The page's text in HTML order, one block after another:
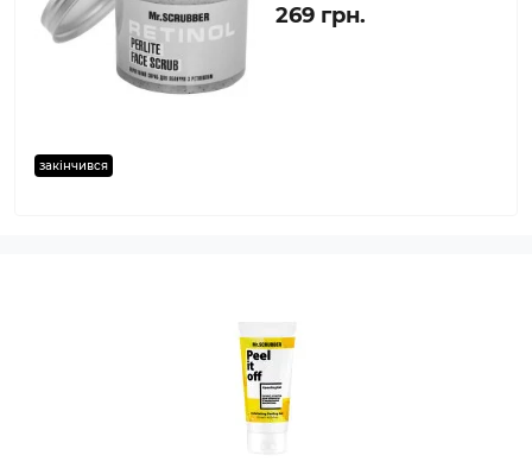
закінчився
269 грн.